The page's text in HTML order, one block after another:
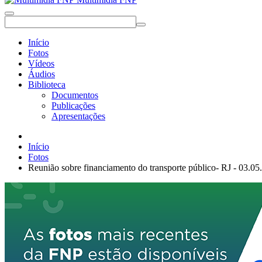
Início
Fotos
Vídeos
Áudios
Biblioteca
Documentos
Publicações
Apresentações
Início
Fotos
Reunião sobre financiamento do transporte público- RJ -